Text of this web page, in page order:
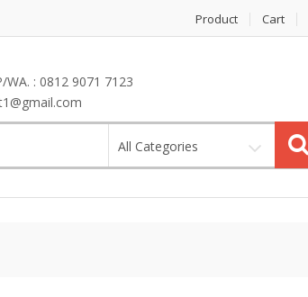
Product Cart
WA. : 0812 9071 7123
All Categories